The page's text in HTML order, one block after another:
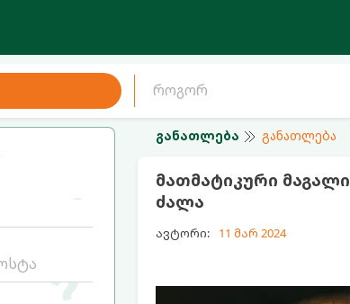
განათლება განათლება
მათმატიკური
ძალა
ავტორი: 11 მარ 2024